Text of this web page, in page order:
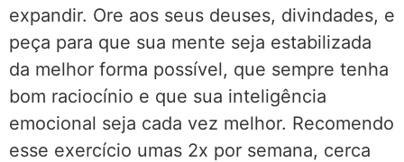
expandir. Ore aos seus deuses, divindades, e
peça para que sua mente seja estabilizada
da melhor forma possível, que sempre tenha
bom raciocínio e que sua inteligência
emocional seja cada vez melhor. Recomendo
esse exercício umas 2x por semana, cerca